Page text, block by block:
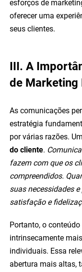
esforços de
oferecer uma
seus clientes.
III. A
de Marketing
As comunicações
estratégia
por várias razões.
do cliente.
fazem com que os
compreendidos.
suas necessidades
satisfação e
Portanto, o
intrinsecamente
individuais. Essa
abertura mais altas,